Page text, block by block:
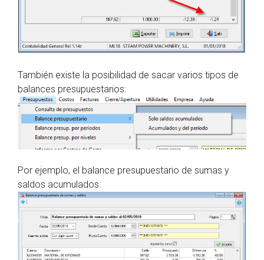
También existe la posibilidad de sacar varios tipos de
balances presupuestarios:
Por ejemplo, el balance presupuestario de sumas y
saldos acumulados: